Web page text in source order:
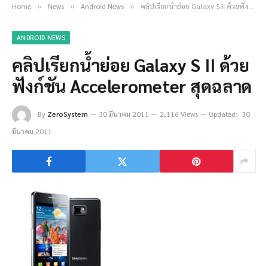
Home » News » Android News » คลิปเรียกน้ำย่อย Galaxy S II ด้วยฟังก์ชัน Accelerometer สุดฉลาด
ANDROID NEWS
คลิปเรียกน้ำย่อย Galaxy S II ด้วย
ฟังก์ชัน Accelerometer สุดฉลาด
By ZeroSystem 30 มีนาคม 2011 2,116 Views Updated: 30
มีนาคม 2011